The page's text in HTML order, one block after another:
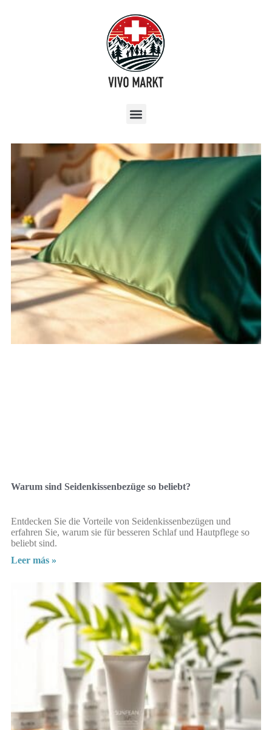
Warum sind Seidenkissenbezüge so beliebt?
Entdecken Sie die Vorteile von Seidenkissenbezügen und
erfahren Sie, warum sie für besseren Schlaf und Hautpflege so
beliebt sind.
Leer más »